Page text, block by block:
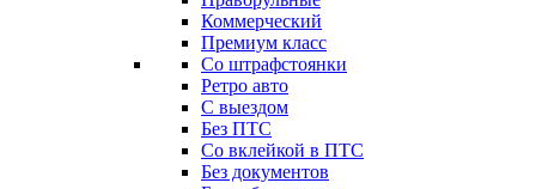
Коммерческий
Премиум класс
Со штрафстоянки
Ретро авто
С выездом
Без ПТС
Со вклейкой в ПТС
Без документов